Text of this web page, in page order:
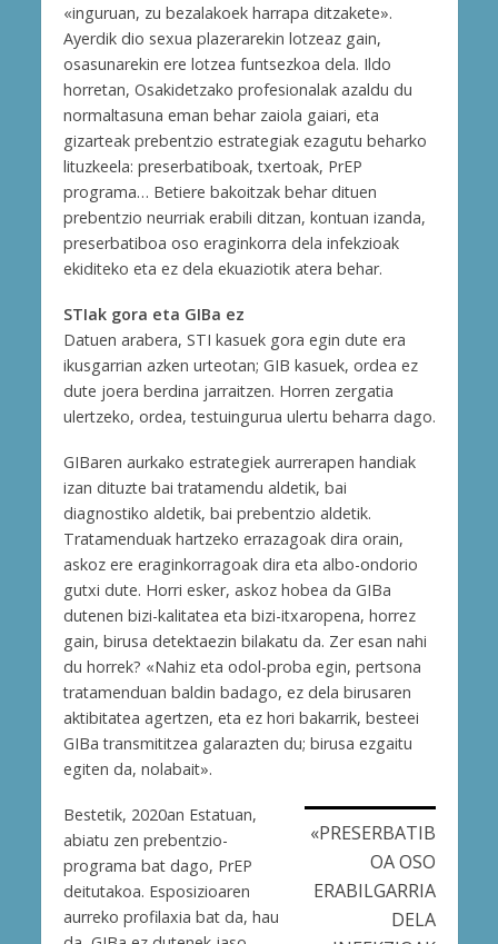
«inguruan, zu bezalakoek harrapa ditzakete».
Ayerdik dio sexua plazerarekin lotzeaz gain,
osasunarekin ere lotzea funtsezkoa dela. Ildo
horretan, Osakidetzako profesionalak azaldu du
normaltasuna eman behar zaiola gaiari, eta
gizarteak prebentzio estrategiak ezagutu beharko
lituzkeela: preserbatiboak, txertoak, PrEP
programa… Betiere bakoitzak behar dituen
prebentzio neurriak erabili ditzan, kontuan izanda,
preserbatiboa oso eraginkorra dela infekzioak
ekiditeko eta ez dela ekuaziotik atera behar.
STIak gora eta GIBa ez
Datuen arabera, STI kasuek gora egin dute era
ikusgarrian azken urteotan; GIB kasuek, ordea ez
dute joera berdina jarraitzen. Horren zergatia
ulertzeko, ordea, testuingurua ulertu beharra dago.
GIBaren aurkako estrategiek aurrerapen handiak
izan dituzte bai tratamendu aldetik, bai
diagnostiko aldetik, bai prebentzio aldetik.
Tratamenduak hartzeko errazagoak dira orain,
askoz ere eraginkorragoak dira eta albo-ondorio
gutxi dute. Horri esker, askoz hobea da GIBa
dutenen bizi-kalitatea eta bizi-itxaropena, horrez
gain, birusa detektaezin bilakatu da. Zer esan nahi
du horrek? «Nahiz eta odol-proba egin, pertsona
tratamenduan baldin badago, ez dela birusaren
aktibitatea agertzen, eta ez hori bakarrik, besteei
GIBa transmititzea galarazten du; birusa ezgaitu
egiten da, nolabait».
«PRESERBATIB
OA OSO
ERABILGARRIA
DELA
Bestetik, 2020an Estatuan,
abiatu zen prebentzio-
programa bat dago, PrEP
deitutakoa. Esposizioaren
aurreko profilaxia bat da, hau